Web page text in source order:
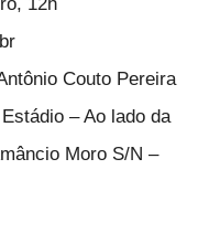
12h
Couto Pereira
– Ao lado da
Moro S/N –